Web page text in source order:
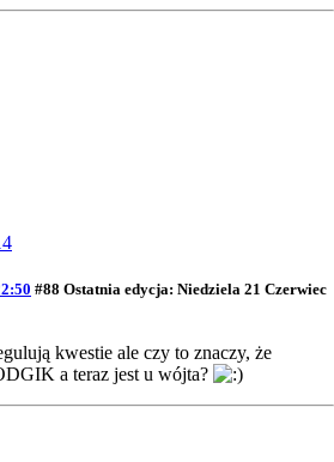
#88 Ostatnia edycja: Niedziela 21 Czerwiec
kwestie ale czy to znaczy, że
a teraz jest u wójta?